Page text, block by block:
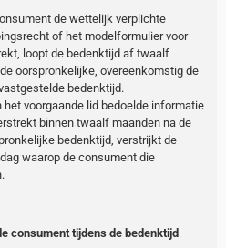
de wettelijk verplichte
of het modelformulier voor
loopt de bedenktijd af twaalf
oorspronkelijke, overeenkomstig de
bedenktijd.
het voorgaande lid bedoelde informatie
binnen twaalf maanden na de
bedenktijd, verstrijkt de
waarop de consument die
consument tijdens de bedenktijd